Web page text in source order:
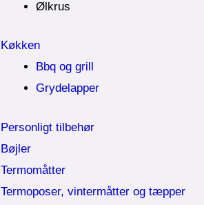
Ølkrus
Køkken
Bbq og grill
Grydelapper
Personligt tilbehør
Bøjler
Termomåtter
Termoposer, vintermåtter og tæpper